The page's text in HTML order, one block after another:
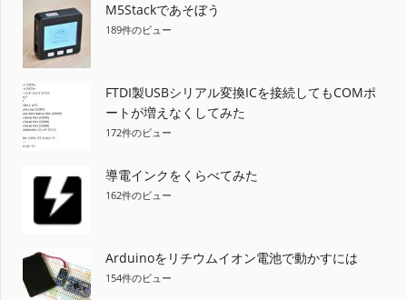
M5Stackであそぼう
189件のビュー
FTDI製USBシリアル変換ICを接続してもCOMポ
ートが増えなくしてみた
172件のビュー
導電インクをくらべてみた
162件のビュー
Arduinoをリチウムイオン電池で動かすには
154件のビュー